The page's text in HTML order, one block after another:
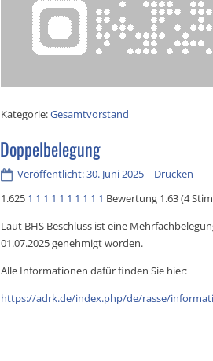
Kategorie:Gesamtvorstand
Doppelbelegung
Veröffentlicht: 30. Juni 2025 | Drucken
1.625 1 1 1 1 1 1 1 1 1 1 Bewertung 1.63 (4
Laut BHS Beschluss ist eine
01.07.2025 genehmigt worden.
Alle Informationen dafür finden Sie hier:
https://adrk.de/index.php/de/rasse/